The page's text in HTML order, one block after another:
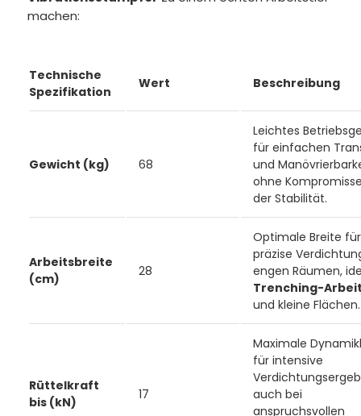
machen:
Technische
Spezifikation
Wert Beschreibung
Gewicht (kg) 68
Leichtes
für einfachen
und
ohne
der Stabilität.
Arbeitsbreite
(cm)
28
Optimale Breite für
präzise
engen Räumen,
Trenching-
und kleine Flächen.
Rüttelkraft
bis (kN)
17
Maximale
für intensive
auch bei
anspruchsvollen